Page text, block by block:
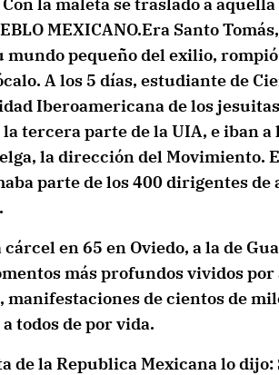
MEXICANO.Era Santo
pequeño del exilio,
A los 5 días, estudiante de
Iberoamericana de los
tercera parte de la UIA, e iban
la dirección del Movimiento.
parte de los 400 dirigentes de
cárcel en 65 en Oviedo, a la de
más profundos vividos
manifestaciones de cientos de
todos de por vida.
de la Republica Mexicana lo dijo: